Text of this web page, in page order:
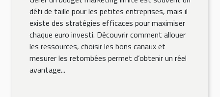
défi de taille pour les petites entreprises, mais il
existe des stratégies efficaces pour maximiser
chaque euro investi. Découvrir comment allouer
les ressources, choisir les bons canaux et
mesurer les retombées permet d’obtenir un réel
avantage...